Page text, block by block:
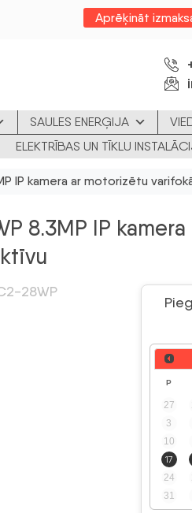
Aprēķināt
SAULES ENERĢIJA
ELEKTRĪBAS UN TĪKLU
IP kamera ar motorizētu
8.3MP IP
28WP
P
27
3
10
17
24
31